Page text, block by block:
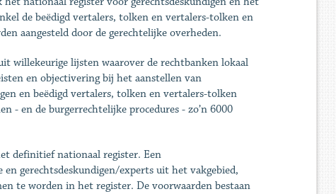
de beëdigd vertalers, tolken en vertalers-tolken en
aangesteld door de gerechtelijke overheden.
willekeurige lijsten waarover de rechtbanken lokaal
en objectivering bij het aanstellen van
en beëdigd vertalers, tolken en vertalers-tolken
- en de burgerrechtelijke procedures - zo’n 6000
definitief nationaal register. Een
gerechtsdeskundigen/experts uit het vakgebied,
te worden in het register. De voorwaarden bestaan